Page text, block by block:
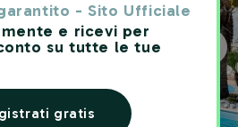
- Sito Ufficiale
e ricevi per
su tutte le tue
gratis